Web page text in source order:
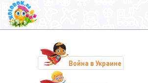
Война в Украине